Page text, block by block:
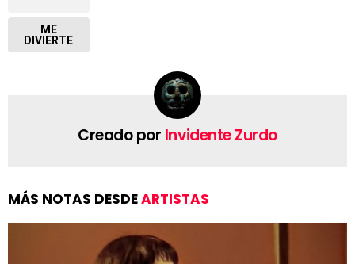
ME
DIVIERTE
Creado por Invidente Zurdo
MÁS NOTAS DESDEARTISTAS